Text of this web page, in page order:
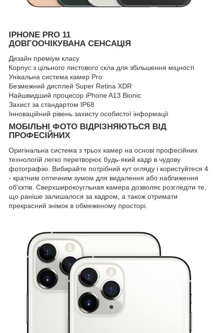
IPHONE PRO 11
ДОВГООЧІКУВАНА СЕНСАЦІЯ
Дизайн преміум класу
Корпус з цільного листового скла для збільшення міцності
Унікальна система камер Pro
Безмежний дисплей Super Retina XDR
Найшвидший процесор iPhone A13 Bionic
Захист за стандартом IP68
Інноваційний рівень захисту особистої інформації
МОБІЛЬНІ ФОТО ВІДРІЗНЯЮТЬСЯ ВІД
ПРОФЕСІЙНИХ
Оригінальна система з трьох камер на основі професійних
технологій легко перетворює будь-який кадр в чудову
фотографію. Вибирайте потрібний кут огляду і користуйтеся 4
- кратним оптичним зумом для видалення або наближення
об'єктів. Сверхширокоугльная камера дозволяє розгледіти те,
що раніше залишалося за кадром, а також отримати
прекрасний знімок в обмеженому просторі.